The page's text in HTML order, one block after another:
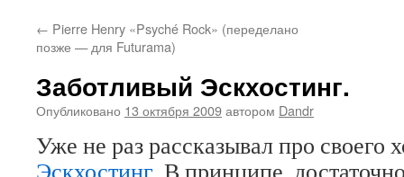
содержимому
← Pierre Henry «Psyché Rock» (переделано
позже — для Futurama)
Заботливый Эскхостинг.
Опубликовано 13 октября 2009автором Dandr
Уже не раз рассказывал про своего
Эскхостинг. В принципе,